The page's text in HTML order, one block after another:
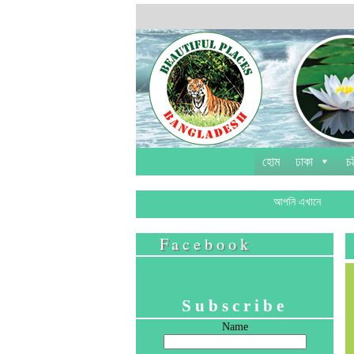
হোম ঢাকা
আপনি এখানে
Facebook
Subscribe
Name